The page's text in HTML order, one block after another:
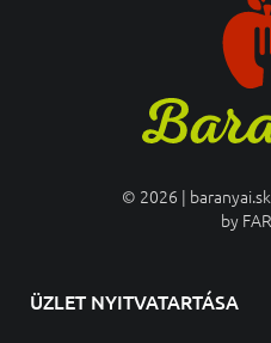
© 2026 |
by
ÜZLET NYITVATARTÁSA